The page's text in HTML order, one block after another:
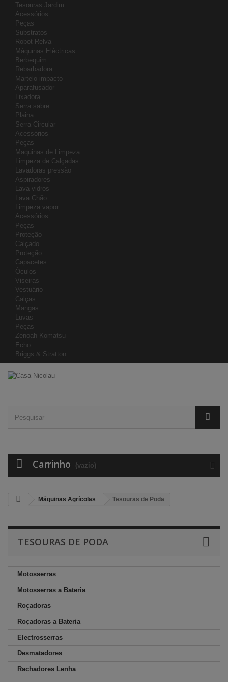
Tesouras Jardim
Acessórios
Peças
Substratos
Robot Relva
Máquinas Eléctricas
Berbequim
Rebarbadora
Martelo impacto
Aparafusador
Lixadora
Serra sabre
Plaina
Serra Circular
Acessórios
Peças
Maquinas de Limpeza
Limpeza de Calçadas
Lavadoras pressão
Aspiradores
Lava vidros
Lava Chão
Limpeza vapor
Acessórios
Peças
Proteção
Calçado
Proteção
Capacetes
Óculos
Viseiras
Vestuário
Calças
Mangas
Luvas
Peças
Zenoah Komatsu
Echo
Briggs & Stratton
Carrinho (vazio)
Máquinas Agrícolas Tesouras de Poda
TESOURAS DE PODA
Motosserras
Motosserras a Bateria
Roçadoras
Roçadoras a Bateria
Electrosserras
Desmatadores
Rachadores Lenha